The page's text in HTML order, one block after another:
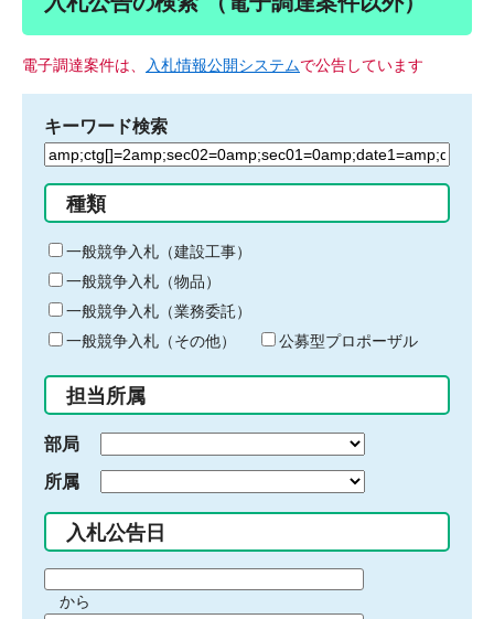
電子調達案件は、 入札情報公開システムで公告しています
キーワード検索
検
る
キ
ー
ワ
ー
ド
入
力
種類
一般競争入札（建設工事）
一般競争入札（物品）
一般競争入札（業務委託）
一般競争入札（その他）
公募型プロポーザル
担当所属
部局
所属
入札公告日
間から